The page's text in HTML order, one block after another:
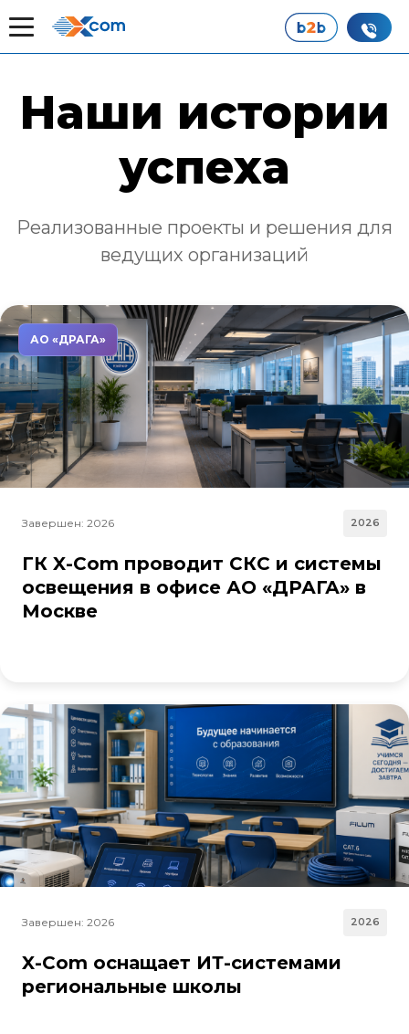
Главная Наши истории успеха
Наши истории
успеха
Реализованные проекты и решения для
ведущих организаций
АО «ДРАГА»
Завершен: 2026 2026
ГК X-Com проводит СКС и системы
освещения в офисе АО «ДРАГА» в
Москве
Завершен: 2026 2026
X-Com оснащает ИТ-системами
региональные школы